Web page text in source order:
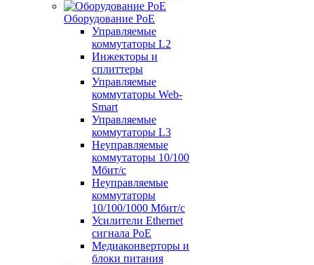
Оборудование PoE
Управляемые
коммутаторы L2
Инжекторы и
сплиттеры
Управляемые
коммутаторы Web-
Smart
Управляемые
коммутаторы L3
Неуправляемые
коммутаторы 10/100
Мбит/с
Неуправляемые
коммутаторы
10/100/1000 Мбит/с
Усилители Ethernet
сигнала PoE
Медиаконверторы и
блоки питания